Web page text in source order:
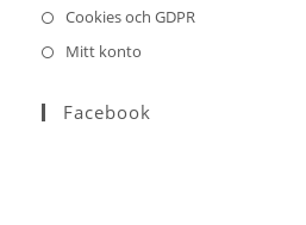
Cookies och GDPR
Mitt konto
Facebook